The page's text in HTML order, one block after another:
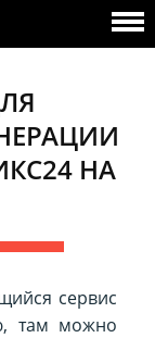
НА
сервис
там можно